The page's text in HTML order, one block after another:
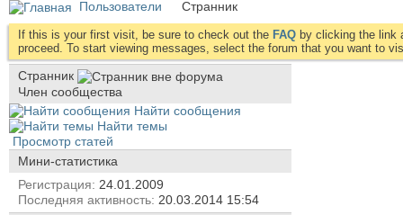
Пользователи Cтранник
If this is your first visit, be sure to check out the FAQ by clicking the link
proceed. To start viewing messages, select the forum that you want to
Cтранник
Член сообщества
Найти сообщения
Найти темы
Просмотр статей
Мини-статистика
Регистрация
24.01.2009
Последняя активность 20.03.2014 15:54